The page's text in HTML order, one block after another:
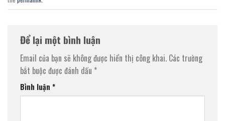
Để lại một bình luận
Email của bạn sẽ không được hiển thị công khai. Các trường
bắt buộc được đánh dấu *
Bình luận *